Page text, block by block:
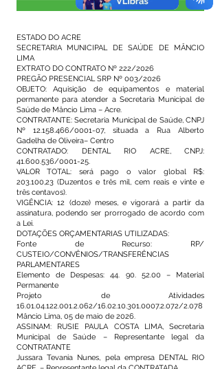
Visualizar
ESTADO DO ACRE
SECRETARIA MUNICIPAL DE SAÚDE DE MÂNCIO
LIMA
EXTRATO DO CONTRATO Nº 222/2026
PREGÃO PRESENCIAL SRP Nº 003/2026
OBJETO: Aquisição de equipamentos e material
permanente para atender a Secretaria Municipal de
Saúde de Mâncio Lima – Acre.
CONTRATANTE: Secretaria Municipal de Saúde, CNPJ
Nº 12.158.466/0001-07, situada a Rua Alberto
Gadelha de Oliveira– Centro
CONTRATADO: DENTAL RIO ACRE, CNPJ:
41.600.536/0001-25.
VALOR TOTAL: será pago o valor global R$:
203.100,23 (Duzentos e três mil, cem reais e vinte e
três centavos).
VIGÊNCIA: 12 (doze) meses, e vigorará a partir da
assinatura, podendo ser prorrogado de acordo com
a Lei.
DOTAÇÕES ORÇAMENTARIAS UTILIZADAS:
Fonte de Recurso: RP/
CUSTEIO/CONVÊNIOS/TRANSFERÊNCIAS
PARLAMENTARES
Elemento de Despesas:44. 90. 52.00 – Material
Permanente
Projeto de Atividades
16.01.04.122.001.2.062/16.02.10.301.0007.2.072/2.078
Mâncio Lima, 05 de maio de 2026.
ASSINAM: RUSIE PAULA COSTA LIMA, Secretaria
Municipal de Saúde – Representante legal da
CONTRATANTE
Jussara Tevania Nunes, pela empresa DENTAL RIO